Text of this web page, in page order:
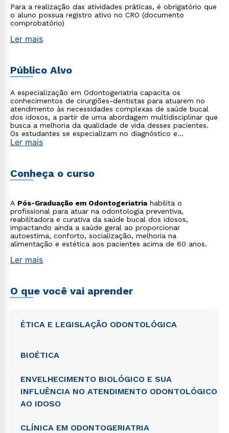
Para a realização das atividades práticas, é obrigatório que
o aluno possua registro ativo no CRO (documento
comprobatório)
Ler mais
Público Alvo
A especialização em Odontogeriatria capacita os
conhecimentos de cirurgiões-dentistas para atuarem no
atendimento às necessidades complexas de saúde bucal
dos idosos, a partir de uma abordagem multidisciplinar que
busca a melhoria da qualidade de vida desses pacientes.
Os estudantes se especializam no diagnóstico e
tratamento da saúde bucal dos pacientes idosos, que
capacidade de apurar o olhar para tais fatores, visto que
existe uma relação mútua e complexa entre saúde bucal e
deficiências.
Ler mais
Conheça o curso
A Pós-Graduação em Odontogeriatriahabilita o
profissional para atuar na odontologia preventiva,
reabilitadora e curativa da saúde bucal dos idosos,
impactando ainda a saúde geral ao proporcionar
autoestima, conforto, socialização, melhoria na
alimentação e estética aos pacientes acima de 60 anos.
Ler mais
O que você vai aprender
ÉTICA E LEGISLAÇÃO ODONTOLÓGICA
BIOÉTICA
ENVELHECIMENTO BIOLÓGICO E SUA
INFLUÊNCIA NO ATENDIMENTO ODONTOLÓGICO
AO IDOSO
CLÍNICA EM ODONTOGERIATRIA